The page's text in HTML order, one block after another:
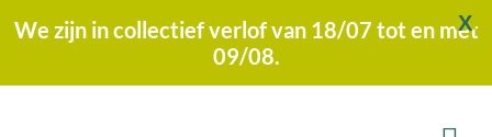
X
We zijn in collectief verlof van 18/07 tot en met
09/08.